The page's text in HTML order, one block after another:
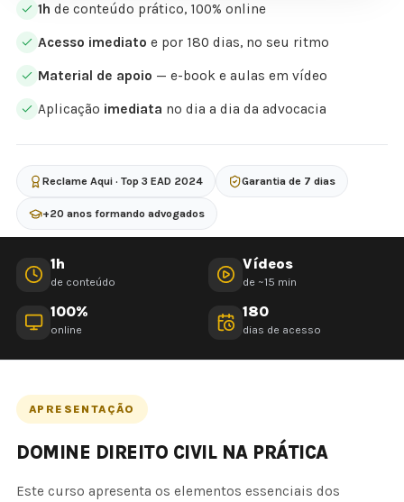
1h de conteúdo prático, 100% online
Acesso imediato e por 180 dias, no seu ritmo
Material de apoio — e-book e aulas em vídeo
Aplicação imediata no dia a dia da advocacia
Reclame Aqui · Top 3 EAD 2024 Garantia de 7 dias
+20 anos formando advogados
1h
de conteúdo
Vídeos
de ~15 min
100%
online
180
dias de acesso
APRESENTAÇÃO
DOMINE DIREITO CIVIL NA PRÁTICA
Este curso apresenta os elementos essenciais dos